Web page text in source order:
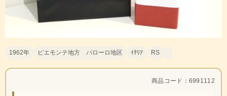
1962年 ピエモンテ地方 バローロ地区 ｲﾀﾘｱ RS
商品コード：6991112